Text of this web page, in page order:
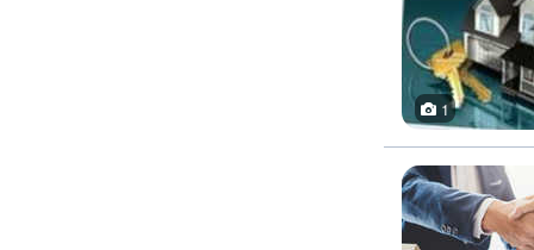
1